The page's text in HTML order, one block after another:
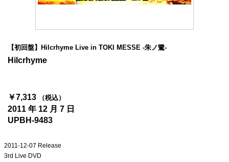
Contact us
【初回盤】Hilcrhyme Live in TOKI MESSE -朱ノ鷺-
Hilcrhyme
￥7,313 （税込）
2011 年 12 月 7 日
UPBH-9483
2011-12-07 Release
3rd Live DVD